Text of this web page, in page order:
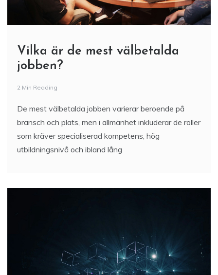
Vilka är de mest välbetalda
jobben?
2 Min Reading
De mest välbetalda jobben varierar beroende på
bransch och plats, men i allmänhet inkluderar de roller
som kräver specialiserad kompetens, hög
utbildningsnivå och ibland lång